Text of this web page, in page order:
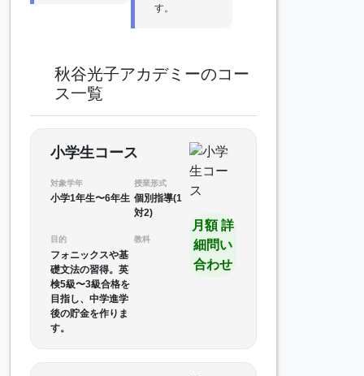
す。
秋谷光子アカデミーのコー
ス一覧
小学生コース
対象学年
小学1年生〜6年生
授業形式
個別指導(1
対2)
目的
フォニックスや基
礎文法の習得。英
検5級〜3級合格を
目指し、中学進学
後の貯金を作りま
す。
教科
月額 詳
細問い
合わせ